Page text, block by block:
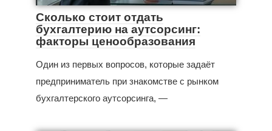
Сколько стоит отдать
бухгалтерию на аутсорсинг:
факторы ценообразования
Один из первых вопросов, которые задаёт
предприниматель при знакомстве с рынком
бухгалтерского аутсорсинга, —